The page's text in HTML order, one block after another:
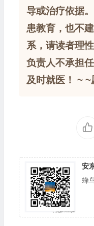
导或治疗依据
患教育，也不
系，请读者理
负责人不承担
及时就医！ ~ ~
安
蜂